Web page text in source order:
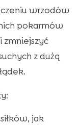
wrzodów
pokarmów
z dużą
jak